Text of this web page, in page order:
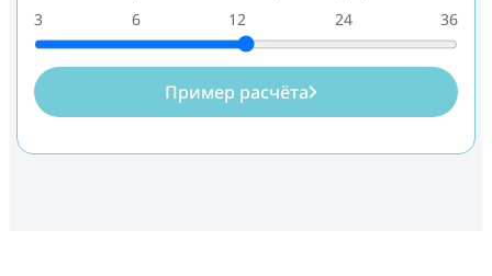
3 6 12 24 36
Пример расчёта